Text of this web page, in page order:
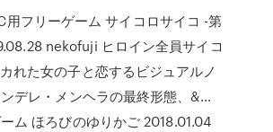
用フリーゲーム サイコロサイコ -第
nekofuji ヒロイン全員サイコ
れた女の子と恋するビジュアルノ
デレ・メンヘラの最終形態、&…
ム ほろびのゆりかご 2018.01.04